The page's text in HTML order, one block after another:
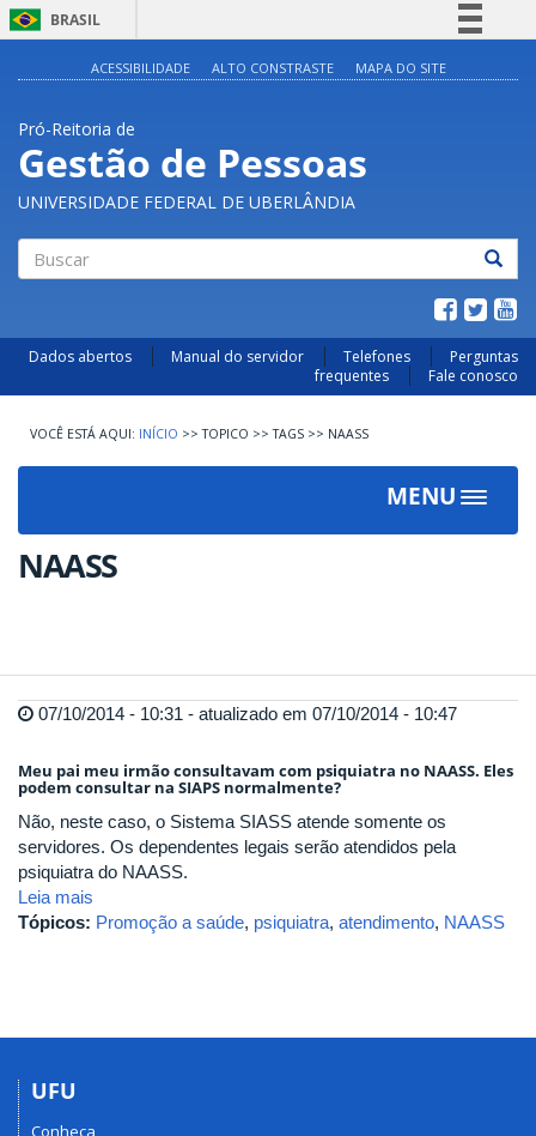
BRASIL
Acesso à informação
Legislação
Canais
ACESSIBILIDADE ALTO CONSTRASTE MAPA DO SITE
Pró-Reitoria de
Gestão de Pessoas
UNIVERSIDADE FEDERAL DE UBERLÂNDIA
Dados abertos Manual do servidor Telefones
Perguntas
frequentes
Fale conosco
INÍCIO >> TOPICO >> TAGS >> NAASS
MENU
Toggle
NAASS
07/10/2014 - 10:31 - atualizado em 07/10/2014 - 10:47
Meu pai meu irmão consultavam com psiquiatra no NAASS. Eles
podem consultar na SIAPS normalmente?
Não, neste caso, o Sistema SIASS atende somente os
servidores. Os dependentes legais serão atendidos pela
psiquiatra do NAASS.
Leia mais
Tópicos: Promoção a saúde, psiquiatra, atendimento, NAASS
UFU
Conheça